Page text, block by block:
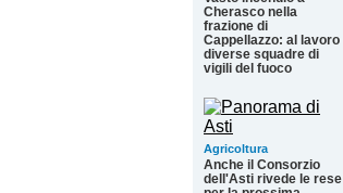
Cherasco nella
frazione di
Cappellazzo: al lavoro
diverse squadre di
vigili del fuoco
Agricoltura
Anche il Consorzio
dell'Asti rivede le rese